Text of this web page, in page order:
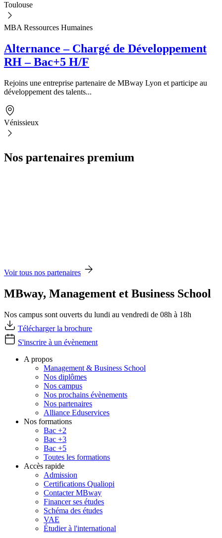
Toulouse
MBA Ressources Humaines
Alternance – Chargé de Développement
RH – Bac+5 H/F
Rejoins une entreprise partenaire de MBway Lyon et participe au
développement des talents...
Vénissieux
Nos partenaires premium
Voir tous nos partenaires
MBway, Management et Business School
Nos campus sont ouverts du lundi au vendredi de 08h à 18h
Télécharger la brochure
S'inscrire à un évènement
A propos
Management & Business School
Nos diplômes
Nos campus
Nos prochains évènements
Nos partenaires
Alliance Eduservices
Nos formations
Bac +2
Bac +3
Bac +5
Toutes les formations
Accès rapide
Admission
Certifications Qualiopi
Contacter MBway
Financer ses études
Schéma des études
VAE
Étudier à l'international